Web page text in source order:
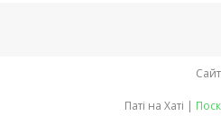
Паті на Хаті |